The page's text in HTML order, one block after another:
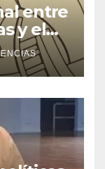
entre
y el